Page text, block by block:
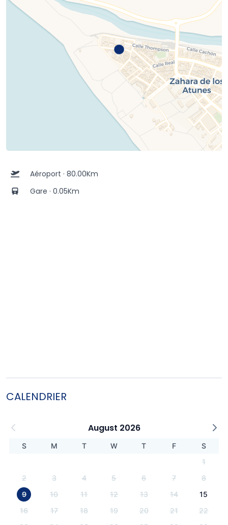
Aéroport · 80.00Km
Gare · 0.05Km
CALENDRIER
August 2026
S M T W T F
S
1
2
3 4 5 6 7
8
9
10 11 12 13 14
15
16
17 18 19 20 21
22